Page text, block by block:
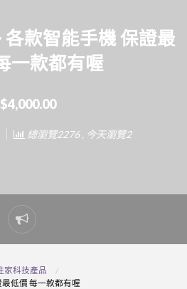
各款智能手機 保證最
一款都有喔
$4,000.00
總瀏覽2276 , 今天瀏覽2
Report
problem
家科技產品
最低價 每一款都有喔